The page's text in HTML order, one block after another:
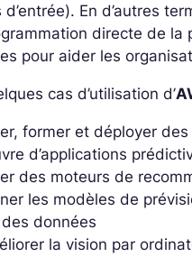
d’entrée). En d’autres
directe de la
pour aider les
cas d’utilisation d’
former et déployer
d’applications
des moteurs de
les modèles de
données
la vision par